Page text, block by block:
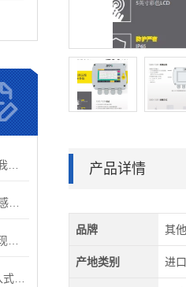
产品详情
品牌 其
产地类别 进口